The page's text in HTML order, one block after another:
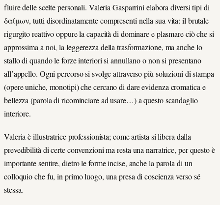
fluire delle scelte personali. Valeria Gasparrini elabora diversi tipi di
δαίμων, tutti disordinatamente compresenti nella sua vita: il brutale
rigurgito reattivo oppure la capacità di dominare e plasmare ciò che si
approssima a noi, la leggerezza della trasformazione, ma anche lo
stallo di quando le forze interiori si annullano o non si presentano
all’appello. Ogni percorso si svolge attraverso più soluzioni di stampa
(opere uniche, monotipi) che cercano di dare evidenza cromatica e
bellezza (parola di ricominciare ad usare…) a questo scandaglio
interiore.
Valeria è illustratrice professionista; come artista si libera dalla
prevedibilità di certe convenzioni ma resta una narratrice, per questo è
importante sentire, dietro le forme incise, anche la parola di un
colloquio che fu, in primo luogo, una presa di coscienza verso sé
stessa.